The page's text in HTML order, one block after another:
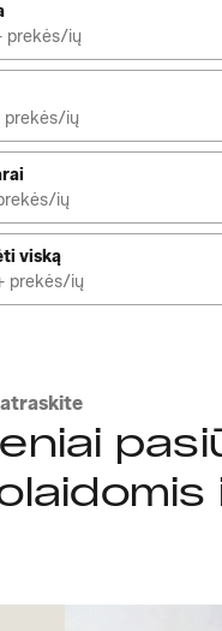
prekės/ių
prekės/ių
ių
viską
prekės/ių